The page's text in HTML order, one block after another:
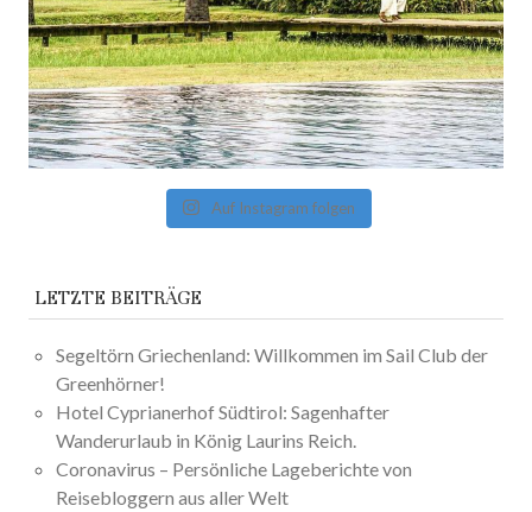
Auf Instagram folgen
LETZTE BEITRÄGE
Segeltörn Griechenland: Willkommen im Sail Club der
Greenhörner!
Hotel Cyprianerhof Südtirol: Sagenhafter
Wanderurlaub in König Laurins Reich.
Coronavirus – Persönliche Lageberichte von
Reisebloggern aus aller Welt